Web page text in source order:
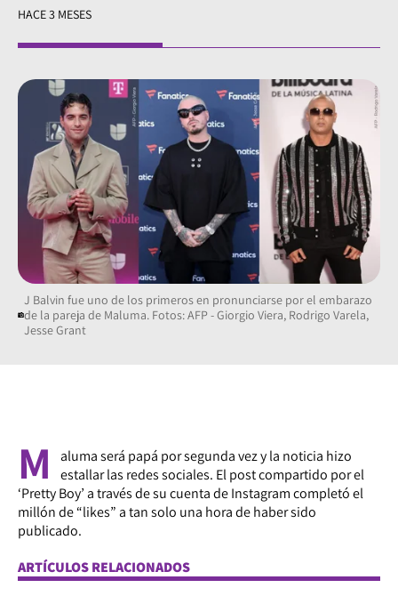
HACE 3 MESES
J Balvin fue uno de los primeros en pronunciarse por el embarazo
de la pareja de Maluma. Fotos: AFP - Giorgio Viera, Rodrigo Varela,
Jesse Grant
M
aluma será papá por segunda vez y la noticia hizo
estallar las redes sociales. El post compartido por el
‘Pretty Boy’ a través de su cuenta de Instagram completó el
millón de “likes” a tan solo una hora de haber sido
publicado.
ARTÍCULOS RELACIONADOS